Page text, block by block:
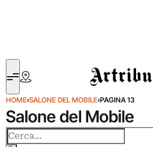
Artribune
HOME›SALONE DEL MOBILE›PAGINA 13
Salone del Mobile